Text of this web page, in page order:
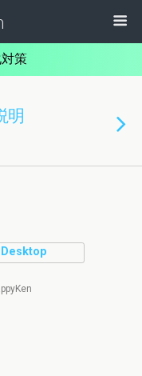
策
明
Desktop